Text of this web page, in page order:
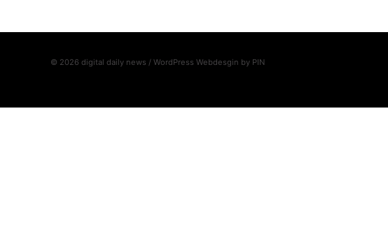
© 2026 digital daily news / WordPress Webdesgin by PIN